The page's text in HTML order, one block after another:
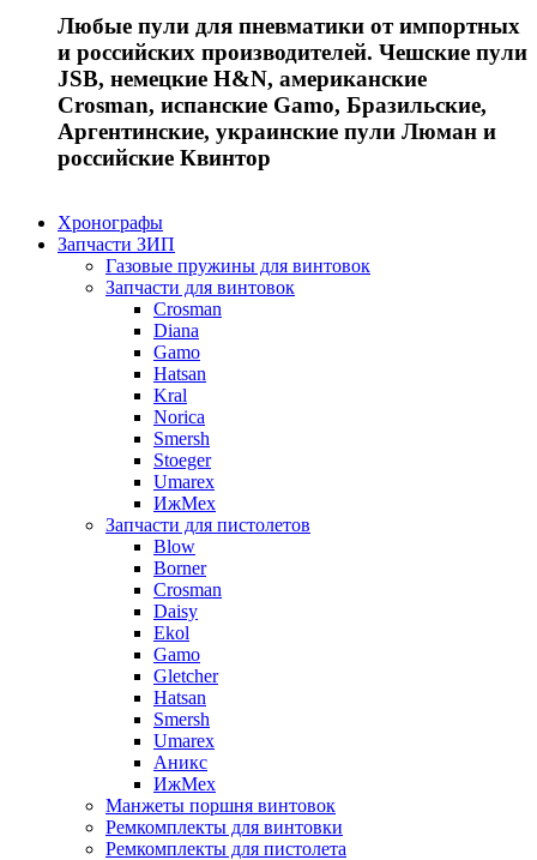
Любые пули для пневматики от импортных
и российских производителей. Чешские пули
JSB, немецкие H&N, американские
Crosman, испанские Gamo, Бразильские,
Аргентинские, украинские пули Люман и
российские Квинтор
Хронографы
Запчасти ЗИП
Газовые пружины для винтовок
Запчасти для винтовок
Crosman
Diana
Gamo
Hatsan
Kral
Norica
Smersh
Stoeger
Umarex
ИжМех
Запчасти для пистолетов
Blow
Borner
Crosman
Daisy
Ekol
Gamo
Gletcher
Hatsan
Smersh
Umarex
Аникс
ИжМех
Манжеты поршня винтовок
Ремкомплекты для винтовки
Ремкомплекты для пистолета